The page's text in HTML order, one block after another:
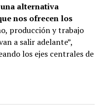
alternativa
nos ofrecen los
producción y trabajo
a salir adelante”,
los ejes centrales de